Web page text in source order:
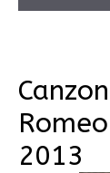
2013